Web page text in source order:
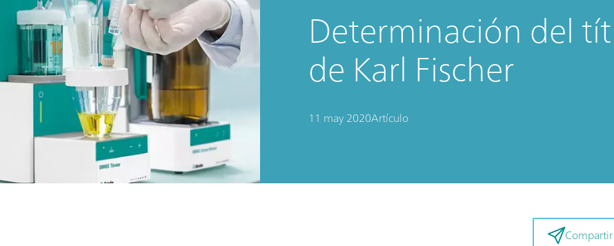
Determinación del
de Karl Fischer
11 may 2020Artículo